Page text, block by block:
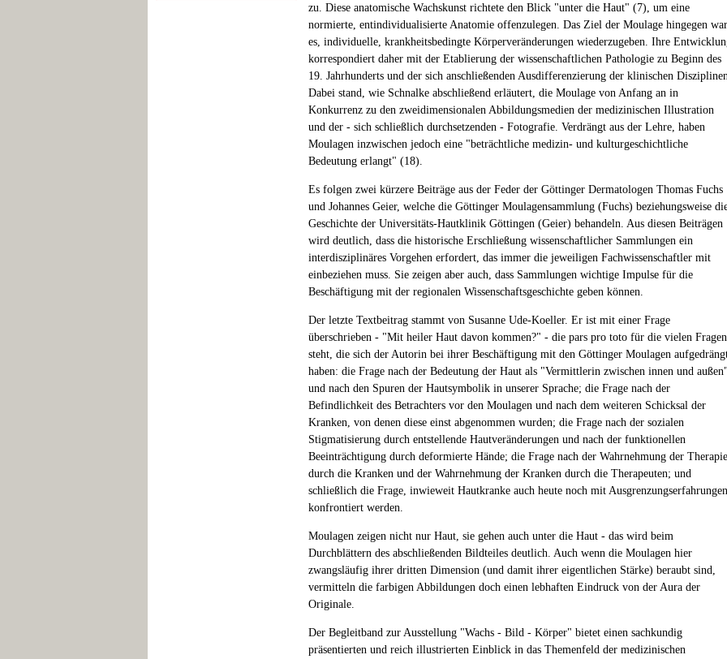
zu. Diese anatomische Wachskunst richtete den Blick "unter die Haut" (7), um eine
normierte, entindividualisierte Anatomie offenzulegen. Das Ziel der Moulage hingegen war
es, individuelle, krankheitsbedingte Körperveränderungen wiederzugeben. Ihre
korrespondiert daher mit der Etablierung der wissenschaftlichen Pathologie zu Beginn des
19. Jahrhunderts und der sich anschließenden Ausdifferenzierung der klinischen
Dabei stand, wie Schnalke abschließend erläutert, die Moulage von Anfang an in
Konkurrenz zu den zweidimensionalen Abbildungsmedien der medizinischen Illustration
und der - sich schließlich durchsetzenden - Fotografie. Verdrängt aus der Lehre, haben
Moulagen inzwischen jedoch eine "beträchtliche medizin- und kulturgeschichtliche
Bedeutung erlangt" (18).
Es folgen zwei kürzere Beiträge aus der Feder der Göttinger Dermatologen Thomas Fuchs
und Johannes Geier, welche die Göttinger Moulagensammlung (Fuchs) beziehungsweise
Geschichte der Universitäts-Hautklinik Göttingen (Geier) behandeln. Aus diesen Beiträgen
wird deutlich, dass die historische Erschließung wissenschaftlicher Sammlungen ein
interdisziplinäres Vorgehen erfordert, das immer die jeweiligen Fachwissenschaftler mit
einbeziehen muss. Sie zeigen aber auch, dass Sammlungen wichtige Impulse für die
Beschäftigung mit der regionalen Wissenschaftsgeschichte geben können.
Der letzte Textbeitrag stammt von Susanne Ude-Koeller. Er ist mit einer Frage
überschrieben - "Mit heiler Haut davon kommen?" - die pars pro toto für die vielen Fragen
steht, die sich der Autorin bei ihrer Beschäftigung mit den Göttinger Moulagen
haben: die Frage nach der Bedeutung der Haut als "Vermittlerin zwischen innen und außen"
und nach den Spuren der Hautsymbolik in unserer Sprache; die Frage nach der
Befindlichkeit des Betrachters vor den Moulagen und nach dem weiteren Schicksal der
Kranken, von denen diese einst abgenommen wurden; die Frage nach der sozialen
Stigmatisierung durch entstellende Hautveränderungen und nach der funktionellen
Beeinträchtigung durch deformierte Hände; die Frage nach der Wahrnehmung der Therapie
durch die Kranken und der Wahrnehmung der Kranken durch die Therapeuten; und
schließlich die Frage, inwieweit Hautkranke auch heute noch mit Ausgrenzungserfahrungen
konfrontiert werden.
Moulagen zeigen nicht nur Haut, sie gehen auch unter die Haut - das wird beim
Durchblättern des abschließenden Bildteiles deutlich. Auch wenn die Moulagen hier
zwangsläufig ihrer dritten Dimension (und damit ihrer eigentlichen Stärke) beraubt sind,
vermitteln die farbigen Abbildungen doch einen lebhaften Eindruck von der Aura der
Originale.
Der Begleitband zur Ausstellung "Wachs - Bild - Körper" bietet einen sachkundig
präsentierten und reich illustrierten Einblick in das Themenfeld der medizinischen